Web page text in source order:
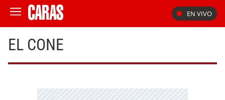
EN VIVO
EL CONE